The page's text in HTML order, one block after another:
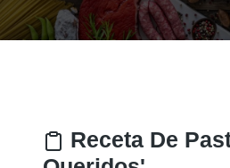
Receta De